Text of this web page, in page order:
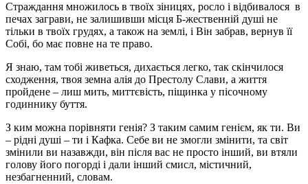
Страждання множилось в твоїх зіницях, росло і відбивалося в
печах заграви, не залишивши місця Б-жественній душі не
тільки в твоїх грудях, а також на землі, і Він забрав, вернув її
Собі, бо має повне на те право.
Я знаю, там тобі живеться, дихається легко, так скінчилося
сходження, твоя земна алія до Престолу Слави, а життя
пройдене – лиш мить, миттєвість, піщинка у пісочному
годиннику буття.
З ким можна порівняти генія? З таким самим генієм, як ти. Ви
– рідні душі – ти і Кафка. Себе ви не змогли змінити, та світ
змінили ви назавжди, він після вас не просто інший, ви втяли
голову його погорді і дали інший смисл, містичний,
незбагненний, словам.